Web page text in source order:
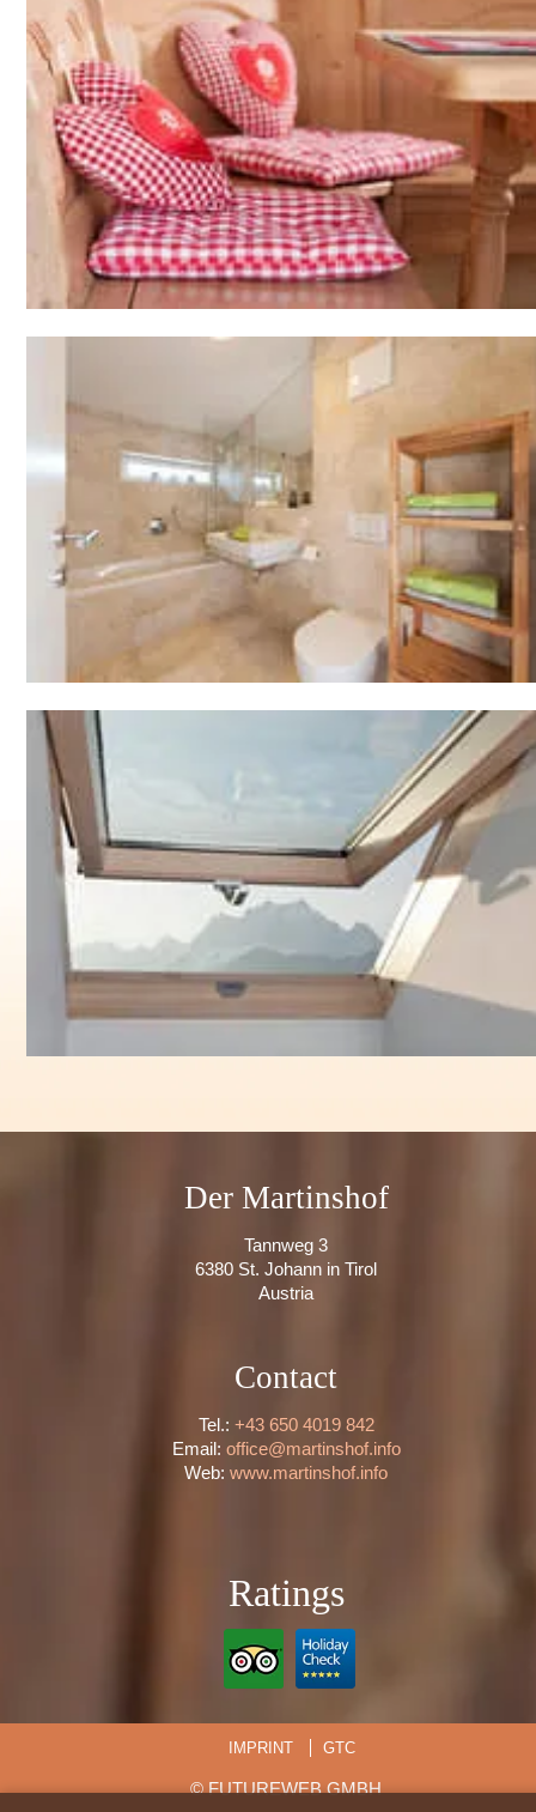
Der Martinshof
Tannweg 3
6380 St. Johann in Tirol
Austria
Contact
Tel.: +43 650 4019 842
Email: office@martinshof.info
Web: www.martinshof.info
Ratings
IMPRINT GTC
©FUTUREWEB GMBH